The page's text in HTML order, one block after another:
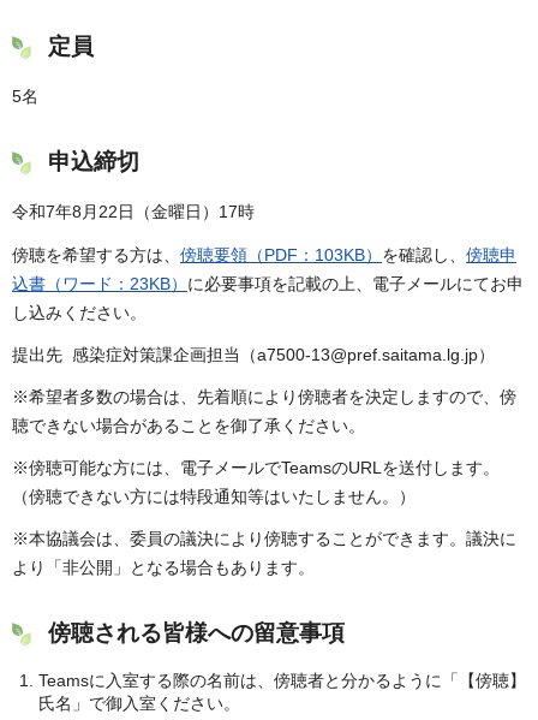
定員
5名
申込締切
令和7年8月22日（金曜日）17時
傍聴を希望する方は、 傍聴要領（PDF：103KB） を確認し、 傍聴申
込書（ワード：23KB） に必要事項を記載の上、電子メールにてお申
し込みください。
提出先 感染症対策課企画担当（a7500-13@pref.saitama.lg.jp）
※希望者多数の場合は、先着順により傍聴者を決定しますので、傍
聴できない場合があることを御了承ください。
※傍聴可能な方には、電子メールでTeamsのURLを送付します。
（傍聴できない方には特段通知等はいたしません。）
※本協議会は、委員の議決により傍聴することができます。議決に
より「非公開」となる場合もあります。
傍聴される皆様への留意事項
Teamsに入室する際の名前は、傍聴者と分かるように「【傍聴】
氏名」で御入室ください。